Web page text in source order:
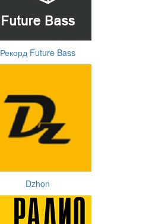
Рекорд Future Bass
Dzhon